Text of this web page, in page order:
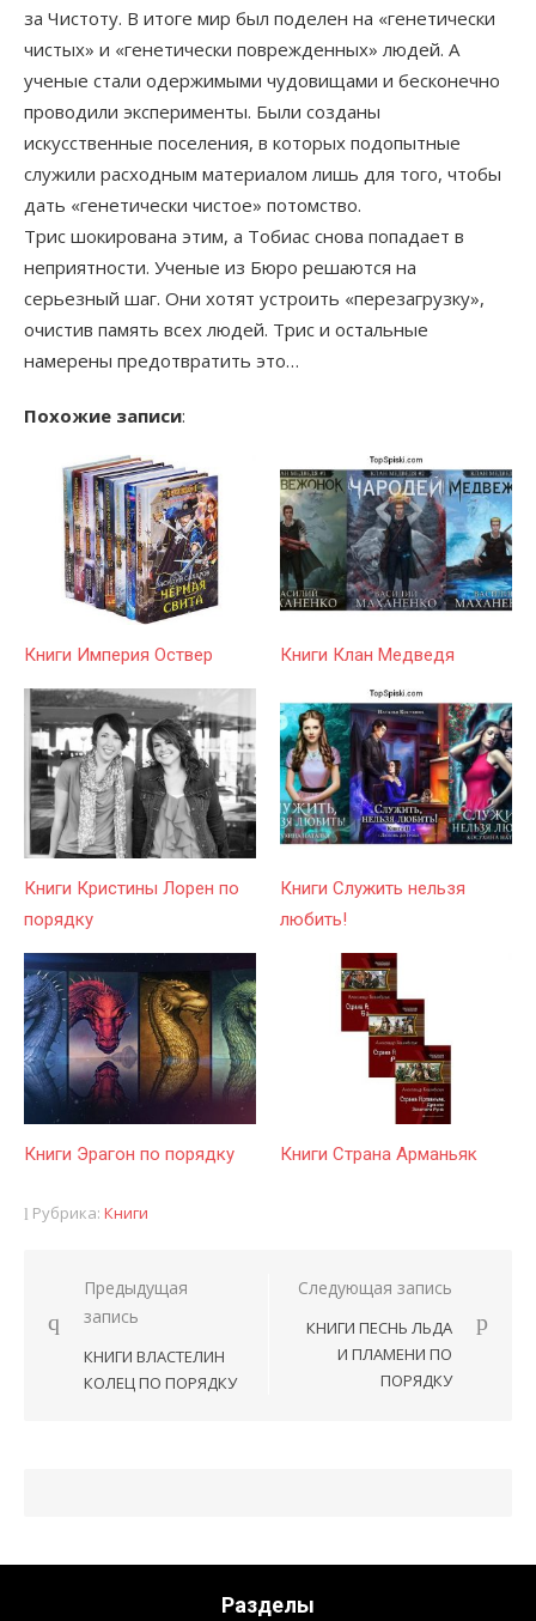
за Чистоту. В итоге мир был поделен на «генетически
чистых» и «генетически поврежденных» людей. А
ученые стали одержимыми чудовищами и бесконечно
проводили эксперименты. Были созданы
искусственные поселения, в которых подопытные
служили расходным материалом лишь для того, чтобы
дать «генетически чистое» потомство.
Трис шокирована этим, а Тобиас снова попадает в
неприятности. Ученые из Бюро решаются на
серьезный шаг. Они хотят устроить «перезагрузку»,
очистив память всех людей. Трис и остальные
намерены предотвратить это…
Похожие записи:
Книги Империя Оствер Книги Клан Медведя
Книги Кристины Лорен по
порядку
Книги Служить нельзя
любить!
Книги Эрагон по порядку Книги Страна Арманьяк
Рубрика: Книги
Навигация
записям
Предыдущая
запись
КНИГИ ВЛАСТЕЛИН
КОЛЕЦ ПО ПОРЯДКУ
Следующая запись
КНИГИ ПЕСНЬ ЛЬДА
И ПЛАМЕНИ ПО
ПОРЯДКУ
Разделы